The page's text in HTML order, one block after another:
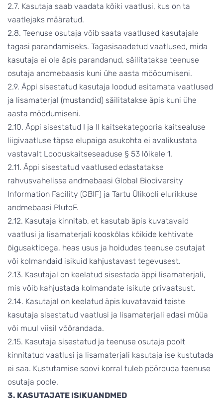
2.7. Kasutaja saab vaadata kõiki vaatlusi, kus on ta
vaatlejaks määratud.
2.8. Teenuse osutaja võib saata vaatlused kasutajale
tagasi parandamiseks. Tagasisaadetud vaatlused, mida
kasutaja ei ole äpis parandanud, säilitatakse teenuse
osutaja andmebaasis kuni ühe aasta möödumiseni.
2.9. Äppi sisestatud kasutaja loodud esitamata vaatlused
ja lisamaterjal (mustandid) säilitatakse äpis kuni ühe
aasta möödumiseni.
2.10. Äppi sisestatud I ja II kaitsekategooria kaitsealuse
liigivaatluse täpse elupaiga asukohta ei avalikustata
vastavalt Looduskaitseseaduse § 53 lõikele 1.
2.11. Äppi sisestatud vaatlused edastatakse
rahvusvahelisse andmebaasi Global Biodiversity
Information Facility (GBIF) ja Tartu Ülikooli elurikkuse
andmebaasi PlutoF.
2.12. Kasutaja kinnitab, et kasutab äpis kuvatavaid
vaatlusi ja lisamaterjali kooskõlas kõikide kehtivate
õigusaktidega, heas usus ja hoidudes teenuse osutajat
või kolmandaid isikuid kahjustavast tegevusest.
2.13. Kasutajal on keelatud sisestada äppi lisamaterjali,
mis võib kahjustada kolmandate isikute privaatsust.
2.14. Kasutajal on keelatud äpis kuvatavaid teiste
kasutaja sisestatud vaatlusi ja lisamaterjali edasi müüa
või muul viisil võõrandada.
2.15. Kasutaja sisestatud ja teenuse osutaja poolt
kinnitatud vaatlusi ja lisamaterjali kasutaja ise kustutada
ei saa. Kustutamise soovi korral tuleb pöörduda teenuse
osutaja poole.
3. KASUTAJATE ISIKUANDMED